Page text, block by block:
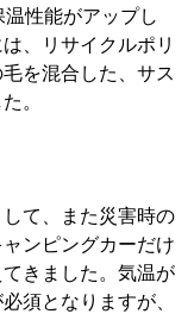
性能がアップし
、リサイクルポリ
を混合した、サス
。
て、また災害時の
ンピングカーだけ
きました。気温が
須となりますが、